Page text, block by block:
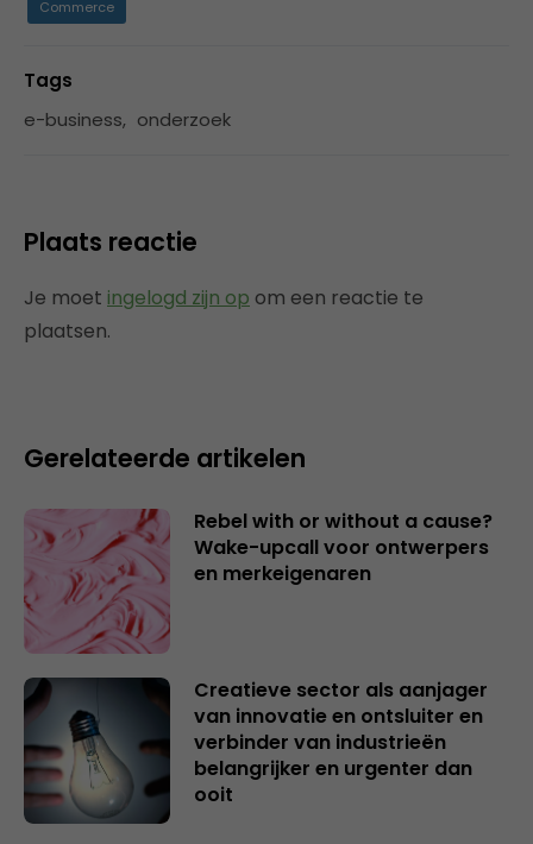
Commerce
Tags
e-business, onderzoek
Plaats reactie
Je moet ingelogd zijn op om een reactie te
plaatsen.
Gerelateerde artikelen
Rebel with or without a cause?
Wake-upcall voor ontwerpers
en merkeigenaren
Creatieve sector als aanjager
van innovatie en ontsluiter en
verbinder van industrieën
belangrijker en urgenter dan
ooit